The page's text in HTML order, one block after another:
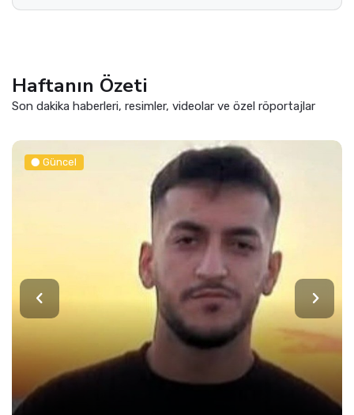
Haftanın Özeti
Son dakika haberleri, resimler, videolar ve özel röportajlar
Güncel